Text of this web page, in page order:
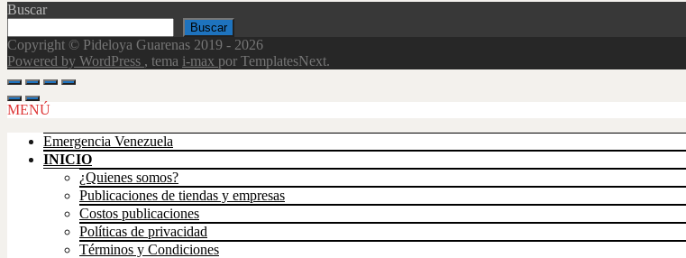
Buscar
Buscar
Copyright © Pideloya Guarenas 2019 - 2026
Powered by WordPress , tema i-max por TemplatesNext.
MENÚ
Emergencia Venezuela
INICIO
¿Quienes somos?
Publicaciones de tiendas y empresas
Costos publicaciones
Políticas de privacidad
Términos y Condiciones